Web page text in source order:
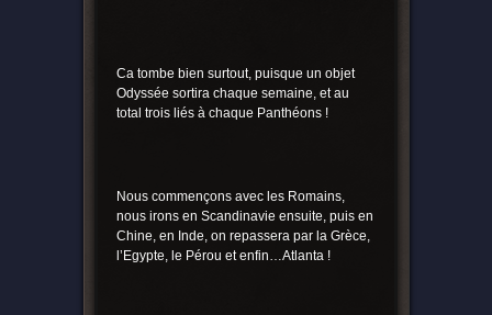
Ca tombe bien surtout, puisque un objet
Odyssée sortira chaque semaine, et au
total trois liés à chaque Panthéons !
Nous commençons avec les Romains,
nous irons en Scandinavie ensuite, puis en
Chine, en Inde, on repassera par la Grèce,
l’Egypte, le Pérou et enfin…Atlanta !